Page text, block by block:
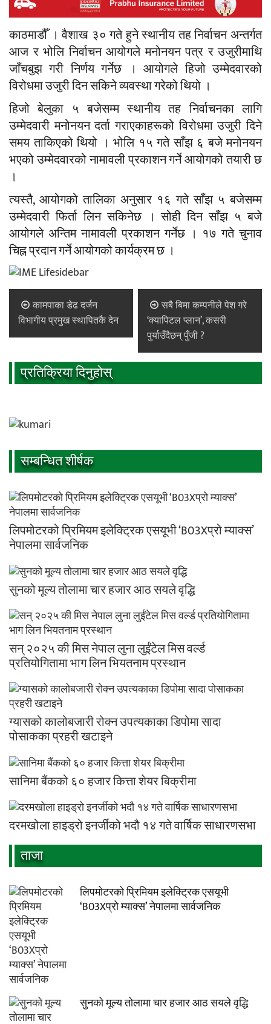
काठमाडौँ । वैशाख ३० गते हुने स्थानीय तह निर्वाचन अन्तर्गत
आज र भोलि निर्वाचन आयोगले मनोनयन पत्र र उजुरीमाथि
जाँचबुझ गरी निर्णय गर्नेछ । आयोगले हिजो उम्मेदवारको
विरोधमा उजुरी दिन सकिने व्यवस्था गरेको थियो ।
हिजो बेलुका ५ बजेसम्म स्थानीय तह निर्वाचनका लागि
उम्मेदवारी मनोनयन दर्ता गराएकाहरूको विरोधमा उजुरी दिने
समय ताकिएको थियो । भोलि १५ गते साँझ ६ बजे मनोनयन
भएको उम्मेदवारको नामावली प्रकाशन गर्ने आयोगको तयारी छ
।
त्यस्तै, आयोगको तालिका अनुसार १६ गते साँझ ५ बजेसम्म
उम्मेदवारी फिर्ता लिन सकिनेछ । सोही दिन साँझ ५ बजे
आयोगले अन्तिम नामावली प्रकाशन गर्नेछ । १७ गते चुनाव
चिह्न प्रदान गर्ने आयोगको कार्यक्रम छ ।
कामपाका डेढ दर्जन
विभागीय प्रमुख स्थापितकै देन
सबै बिमा कम्पनीले पेश गरे
‘क्यापिटल प्लान’, कसरी
पुर्याउँदैछन् पुँजी ?
प्रतिक्रिया दिनुहोस्
सम्बन्धित शीर्षक
लिपमोटरको प्रिमियम इलेक्ट्रिक एसयूभी ‘B03Xप्रो म्याक्स’
नेपालमा सार्वजनिक
सुनको मूल्य तोलामा चार हजार आठ सयले वृद्धि
सन् २०२५ की मिस नेपाल लुना लुईंटेल मिस वर्ल्ड
प्रतियोगितामा भाग लिन भियतनाम प्रस्थान
ग्यासको कालोबजारी रोक्न उपत्यकाका डिपोमा सादा
पोसाकका प्रहरी खटाइने
सानिमा बैंकको ६० हजार कित्ता शेयर बिक्रीमा
दरमखोला हाइड्रो इनर्जीको भदौ १४ गते वार्षिक साधारणसभा
ताजा
लिपमोटरको प्रिमियम इलेक्ट्रिक एसयूभी
‘B03Xप्रो म्याक्स’ नेपालमा सार्वजनिक
सुनको मूल्य तोलामा चार हजार आठ सयले वृद्धि